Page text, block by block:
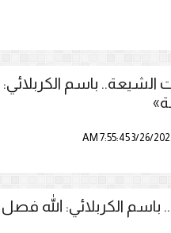
الشيعة.. باسم
باسم الكربلائي: الله